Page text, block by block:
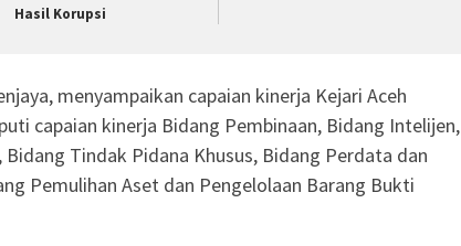
Hasil Korupsi
menyampaikan capaian kinerja Kejari Aceh
capaian kinerja Bidang Pembinaan, Bidang Intelijen,
Tindak Pidana Khusus, Bidang Perdata dan
Pemulihan Aset dan Pengelolaan Barang Bukti